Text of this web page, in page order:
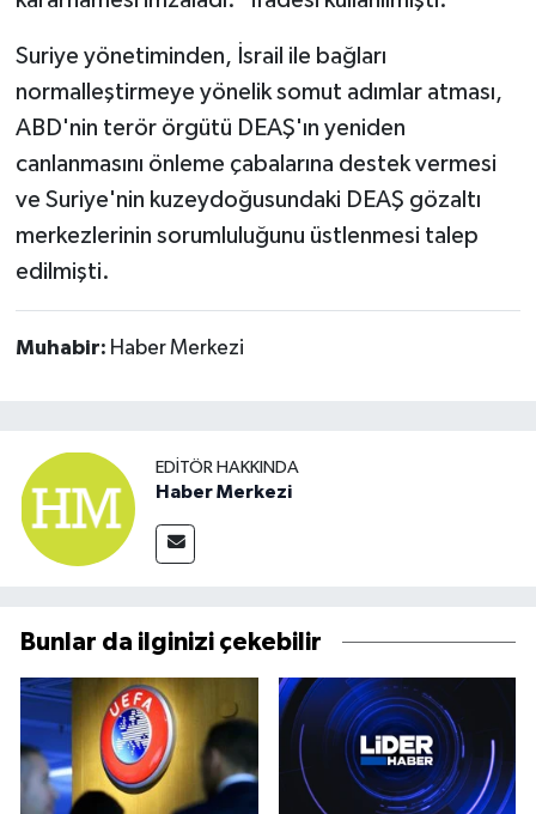
Suriye yönetiminden, İsrail ile bağları
normalleştirmeye yönelik somut adımlar atması,
ABD'nin terör örgütü DEAŞ'ın yeniden
canlanmasını önleme çabalarına destek vermesi
ve Suriye'nin kuzeydoğusundaki DEAŞ gözaltı
merkezlerinin sorumluluğunu üstlenmesi talep
edilmişti.
Muhabir: Haber Merkezi
EDITÖR HAKKINDA
Haber Merkezi
Bunlar da ilginizi çekebilir